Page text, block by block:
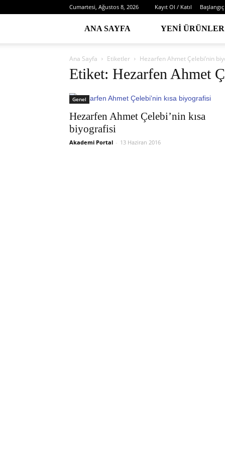
Cumartesi, Ağustos 8, 2026 Kayıt Ol / Katıl Başlangıç
ANA SAYFA YENI ÜRÜNLER
Ana Sayfa Etiketler Hezarfen Ahmet Çelebi’nin
Etiket: Hezarfen Ahmet
Genel
Hezarfen Ahmet Çelebi’nin kısa
biyografisi
Akademi Portal - 13 Haziran 2016